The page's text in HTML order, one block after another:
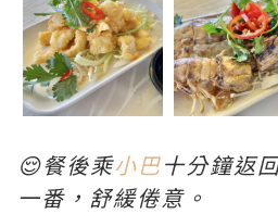
😌餐後乘小巴十分鐘返
一番，舒緩倦意。